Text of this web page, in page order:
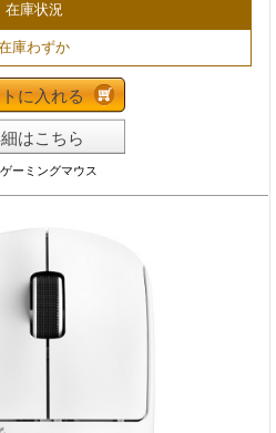
在庫状況
庫わずか
に入れる
はこちら
ーミングマウス